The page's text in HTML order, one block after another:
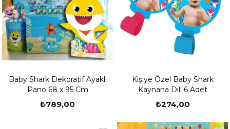
Baby Shark Dekoratif Ayaklı
Pano 68 x 95 Cm
₺789,00
Kişiye Özel Baby Shark
Kaynana Dili 6 Adet
₺274,00